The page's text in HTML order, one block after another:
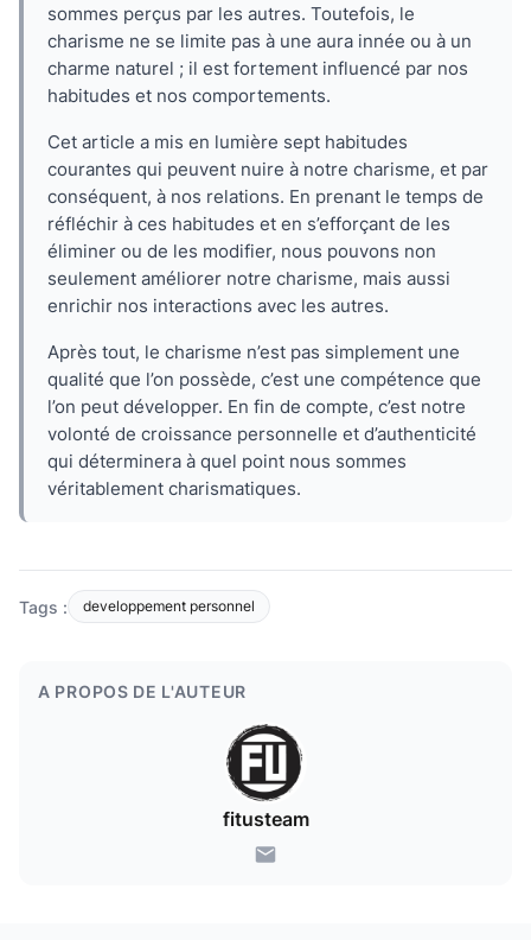
sommes perçus par les autres. Toutefois, le
charisme ne se limite pas à une aura innée ou à un
charme naturel ; il est fortement influencé par nos
habitudes et nos comportements.
Cet article a mis en lumière sept habitudes
courantes qui peuvent nuire à notre charisme, et par
conséquent, à nos relations. En prenant le temps de
réfléchir à ces habitudes et en s’efforçant de les
éliminer ou de les modifier, nous pouvons non
seulement améliorer notre charisme, mais aussi
enrichir nos interactions avec les autres.
Après tout, le charisme n’est pas simplement une
qualité que l’on possède, c’est une compétence que
l’on peut développer. En fin de compte, c’est notre
volonté de croissance personnelle et d’authenticité
qui déterminera à quel point nous sommes
véritablement charismatiques.
Tags : developpement personnel
A PROPOS DE L'AUTEUR
fitusteam